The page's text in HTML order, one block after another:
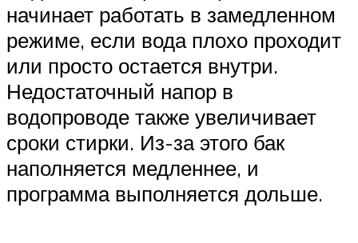
начинает работать в замедленном
режиме, если вода плохо проходит
или просто остается внутри.
Недостаточный напор в
водопроводе также увеличивает
сроки стирки. Из-за этого бак
наполняется медленнее, и
программа выполняется дольше.